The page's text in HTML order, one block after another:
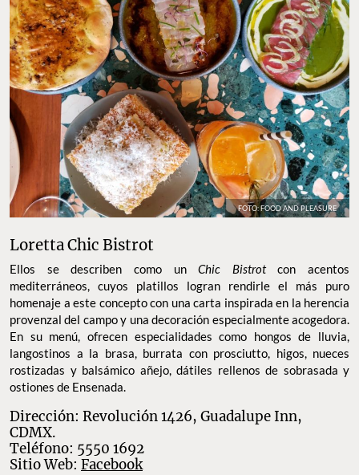
FOTO: FOOD AND PLEASURE
Loretta Chic Bistrot
Ellos se describen como unChic Bistrotcon acentos
mediterráneos, cuyos platillos logran rendirle el más puro
homenaje a este concepto con una carta inspirada en la herencia
provenzal del campo y una decoración especialmente acogedora.
En su menú, ofrecen especialidades como hongos de lluvia,
langostinos a la brasa, burrata con prosciutto, higos, nueces
rostizadas y balsámico añejo, dátiles rellenos de sobrasada y
ostiones de Ensenada.
Dirección: Revolución 1426, Guadalupe Inn,
CDMX.
Teléfono: 5550 1692
Sitio Web: Facebook